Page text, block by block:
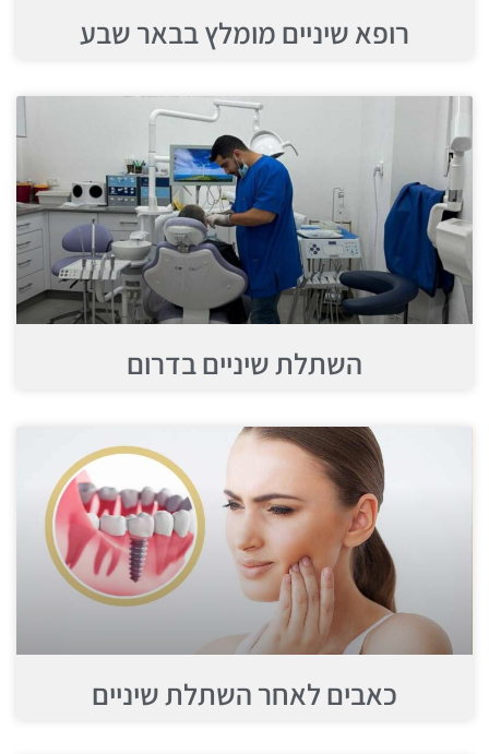
רופא שיניים מומלץ בבאר שבע
השתלת שיניים בדרום
כאבים לאחר השתלת שיניים